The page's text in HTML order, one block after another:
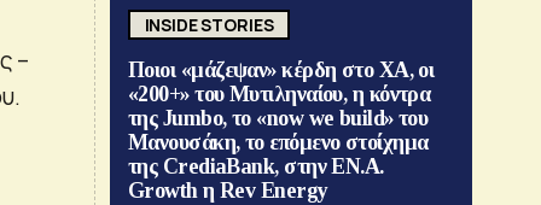
–
INSIDE STORIES
Ποιοι «μάζεψαν» κέρδη στο ΧΑ, οι
«200+» του Μυτιληναίου, η κόντρα
της Jumbo, το «now we build» του
Μανουσάκη, το επόμενο στοίχημα
της CrediaBank, στην ΕΝ.Α.
Growth η Rev Energy